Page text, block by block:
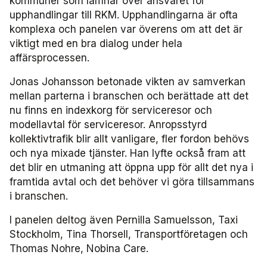
Användare Förarcertifiering Buss
Användare Förarcertifiering Serviceresor
Användare Koll­bar
Biljettkontroll­nätverket 2023
Biljettkontroll­nätverket 2022
Bussdepå­nätverket 2023
Bussdepå­nätverket 2022
Chefs­nätverket 2022
Försäljnings­nätverket 2025
Försäljnings­nätverket 2024
Försäljnings­nätverket 2023
Försäljnings­nätverket 2022
Järnvägs­nätverket
Kommunikations­nätverket
Kommunikations­nätverket 2026
Kommunikations­nätverket 2025
Kommunikations­nätverket 2024
Kommunikations­nätverket 2023
Nätverket Serviceresor
Serviceresor 2026
Serviceresor 2025
Serviceresor 2024
Serviceresor 2022
Miljö­nätverket
Miljö­nätverket 2026
Miljö­nätverket 2025
Miljö­nätverket 2023
Samverkans­forum Kris och beredskap
Kris och beredskap 2026
Samverkans­forum Skolskjuts
Tillgänglighets­nätverket 2026
Trafikutvecklar­nätverket
upphandlingar till RKM. Upphandlingarna är ofta
komplexa och panelen var överens om att det är
viktigt med en bra dialog under hela
affärsprocessen.
Jonas Johansson betonade vikten av samverkan
mellan parterna i branschen och berättade att det
nu finns en indexkorg för serviceresor och
modellavtal för serviceresor. Anropsstyrd
kollektivtrafik blir allt vanligare, fler fordon behövs
och nya mixade tjänster. Han lyfte också fram att
det blir en utmaning att öppna upp för allt det nya i
framtida avtal och det behöver vi göra tillsammans
i branschen.
I panelen deltog även Pernilla Samuelsson, Taxi
Stockholm, Tina Thorsell, Transportföretagen och
Thomas Nohre, Nobina Care.